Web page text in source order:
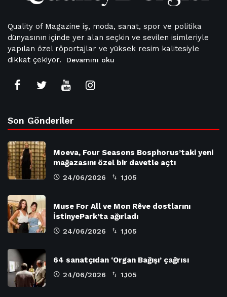
Quality of Magazine iş, moda, sanat, spor ve politika
dünyasının içinde yer alan seçkin ve sevilen isimleriyle
yapılan özel röportajlar ve yüksek resim kalitesiyle
dikkat çekiyor.
Devamını oku
Son Gönderiler
Moeva, Four Seasons Bosphorus’taki yeni
mağazasını özel bir davetle açtı
24/06/2026 1,105
Muse For All ve Mon Rêve dostlarını
İstinyePark’ta ağırladı
24/06/2026 1,105
64 sanatçıdan ‘Organ Bağışı’ çağrısı
24/06/2026 1,105